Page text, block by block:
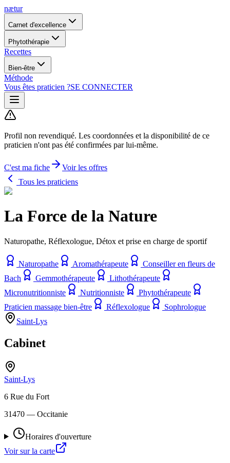
nætur
Carnet d'excellence
Phytothérapie
Recettes
Bien-être
Méthode
Vous êtes praticien ?SE CONNECTER
Profil non revendiqué. Les coordonnées et la disponibilité de ce
praticien n'ont pas été confirmées par lui-même.
C'est ma fiche
Voir les offres
Tous les praticiens
La Force de la Nature
Naturopathe, Réflexologue, Détox et prise en charge de sportif
Naturopathe Aromathérapeute
Conseiller en fleurs de
Bach
Gemmothérapeute
Lithothérapeute
Micronutritionniste
Nutritionniste
Phytothérapeute
Praticien massage bien-être
Réflexologue
Sophrologue
Saint-Lys
Cabinet
Saint-Lys
6 Rue du Fort
31470 — Occitanie
Horaires d'ouverture
Voir sur la carte